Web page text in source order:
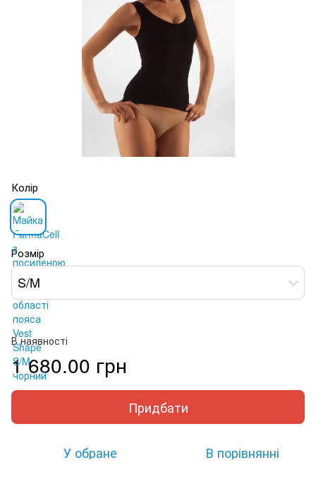
Колір
Розмір
S/M
В наявності
1 680.00 грн
Придбати
У обране В порівнянні